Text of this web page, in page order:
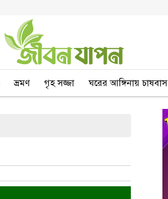
ভ্রমণ গৃহ সজ্জা ঘরের আঙ্গিনায় চাষবাস